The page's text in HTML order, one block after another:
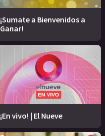
¡Sumate a Bienvenidos a
Ganar!
¡En vivo! | El Nueve